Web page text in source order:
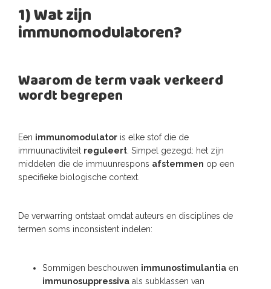
1) Wat zijn
immunomodulatoren?
Waarom de term vaak verkeerd
wordt begrepen
Een immunomodulator is elke stof die de
immuunactiviteit reguleert . Simpel gezegd: het zijn
middelen die de immuunrespons afstemmen op een
specifieke biologische context.
De verwarring ontstaat omdat auteurs en disciplines de
termen soms inconsistent indelen:
Sommigen beschouwen immunostimulantia en
immunosuppressiva als subklassen van